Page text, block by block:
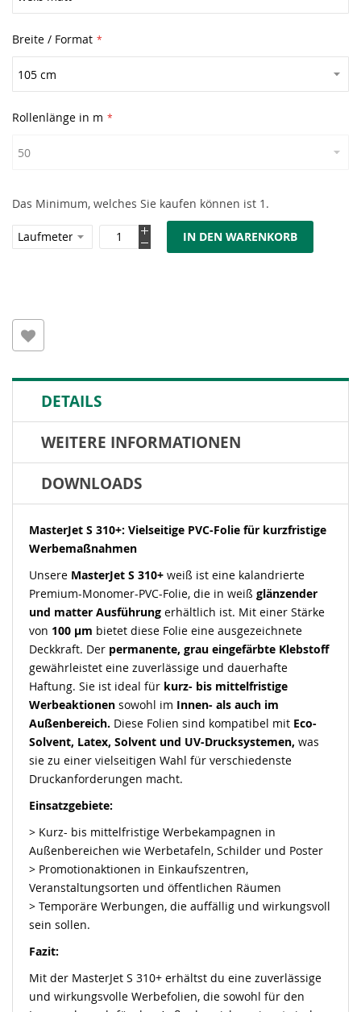
Breite / Format
Rollenlänge in m
Das Minimum, welches Sie kaufen können ist 1.
IN DEN WARENKORB
DETAILS
WEITERE INFORMATIONEN
DOWNLOADS
MasterJet S 310+: Vielseitige PVC-Folie für kurzfristige
Werbemaßnahmen
Unsere MasterJet S 310+ weiß ist eine kalandrierte
Premium-Monomer-PVC-Folie, die in weiß glänzender
und matter Ausführung erhältlich ist. Mit einer Stärke
von 100 µm bietet diese Folie eine ausgezeichnete
Deckkraft. Der permanente, grau eingefärbte Klebstoff
gewährleistet eine zuverlässige und dauerhafte
Haftung. Sie ist ideal für kurz- bis mittelfristige
Werbeaktionen sowohl im Innen- als auch im
Außenbereich. Diese Folien sind kompatibel mit Eco-
Solvent, Latex, Solvent und UV-Drucksystemen, was
sie zu einer vielseitigen Wahl für verschiedenste
Druckanforderungen macht.
Einsatzgebiete:
> Kurz- bis mittelfristige Werbekampagnen in
Außenbereichen wie Werbetafeln, Schilder und Poster
> Promotionaktionen in Einkaufszentren,
Veranstaltungsorten und öffentlichen Räumen
> Temporäre Werbungen, die auffällig und wirkungsvoll
sein sollen.
Fazit:
Mit der MasterJet S 310+ erhältst du eine zuverlässige
und wirkungsvolle Werbefolien, die sowohl für den